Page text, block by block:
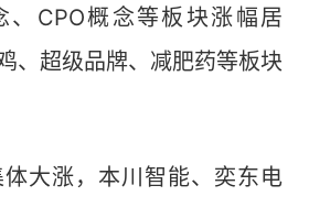
、CPO概念等板块涨幅居
、超级品牌、减肥药等板块
大涨，本川智能、奕东电